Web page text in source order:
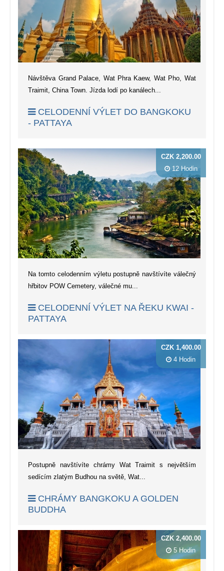
Návštěva Grand Palace, Wat Phra Kaew, Wat Pho, Wat
Traimit, China Town. Jízda lodí po kanálech...
CELODENNÍ VÝLET DO BANGKOKU
- PATTAYA
Na tomto celodenním výletu postupně navštívíte válečný
hřbitov POW Cemetery, válečné mu...
CELODENNÍ VÝLET NA ŘEKU KWAI -
PATTAYA
CZK 2,200.00
12 Hodin
Postupně navštívíte chrámy Wat Traimit s největším
sedícím zlatým Budhou na světě, Wat...
CHRÁMY BANGKOKU A GOLDEN
BUDDHA
CZK 1,400.00
4 Hodin
CZK 2,400.00
5 Hodin